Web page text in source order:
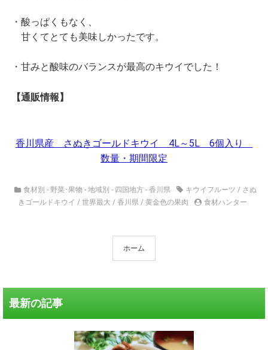
・酸っぱくもなく、
甘くてとても美味しかったです。
・甘みと酸味のバランスが最高のキウイでした！
【通販情報】
香川県産 さぬきゴールドキウイ 4L～5L 6個入り
数量・期間限定
食材別 - 野菜･果物 - 地域別 - 四国地方 - 香川県 キウイフルーツ / さぬ
きゴールドキウイ / 世界最大 / 香川県 / 黄金色の果肉 食材ハンター
ホーム
最新の記事